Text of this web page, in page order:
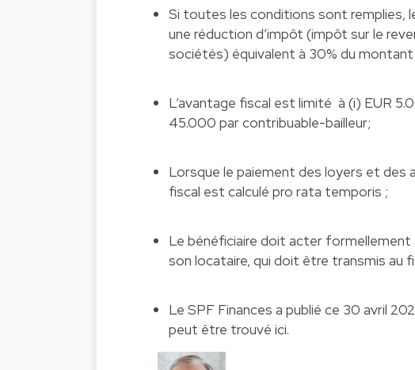
Si toutes les conditions sont remplies,
une réduction d’impôt (impôt sur le
sociétés) équivalent à 30% du montant
L’avantage fiscal est limité à (i) EUR
45.000 par contribuable-bailleur;
Lorsque le paiement des loyers et des
fiscal est calculé pro rata temporis ;
Le bénéficiaire doit acter formellement
son locataire, qui doit être transmis au
Le SPF Finances a publié ce 30 avril
peut être trouvé ici.